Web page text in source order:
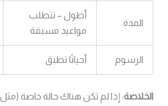
المدة
أطول – تتطلب
مواعيد مسبقة
الرسوم أحيانًا تطبق
الخلاصة: إذا لم تكن هناك حالة خاصة